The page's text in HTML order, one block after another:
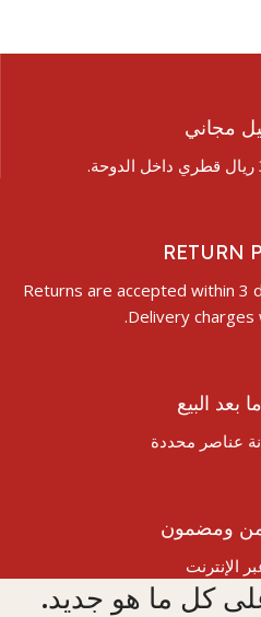
مجاني
RETURN
Returns are accepted within 3
Delivery charges
بعد البيع
عناصر محددة
الإنترنت
كل ما هو جديد.